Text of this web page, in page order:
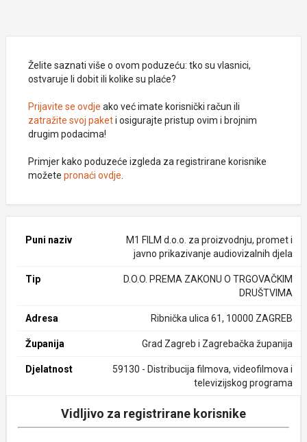
Želite saznati više o ovom poduzeću: tko su vlasnici,
ostvaruje li dobit ili kolike su plaće?
Prijavite se ovdje ako već imate korisnički račun ili
zatražite svoj paketi osigurajte pristup ovim i brojnim
drugim podacima!
Primjer kako poduzeće izgleda za registrirane korisnike
možete pronaći ovdje
Puni naziv
M1 FILM d.o.o. za proizvodnju, promet i
javno prikazivanje audiovizalnih djela
Tip
D.O.O. PREMA ZAKONU O TRGOVAČKIM
DRUŠTVIMA
Adresa Ribnička ulica 61, 10000 ZAGREB
Županija Grad Zagreb i Zagrebačka županija
Djelatnost
59130 - Distribucija filmova, videofilmova i
televizijskog programa
Vidljivo za registrirane korisnike